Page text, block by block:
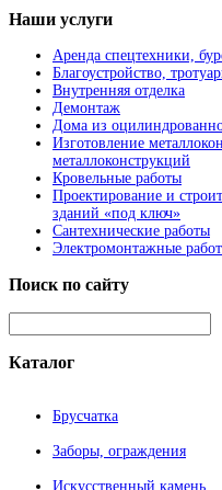
Наши услуги
Аренда спецтехники,
Благоустройство,
Внутренняя отделка
Демонтаж
Дома из
Изготовление
металлоконструкций
Кровельные работы
Проектирование и
зданий «под ключ»
Сантехнические работы
Электромонтажные
Поиск по сайту
Каталог
Брусчатка
Заборы, ограждения
Искусственный камень